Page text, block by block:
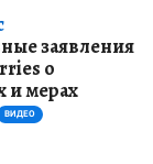
заявления
о
и мерах
ВИДЕО